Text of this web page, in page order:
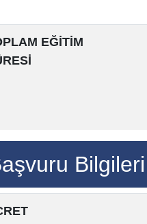
EĞİTİM
Bilgileri